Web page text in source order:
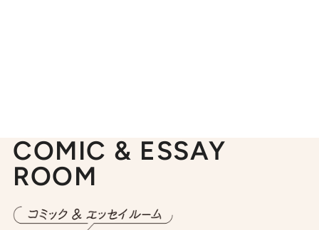
COMIC & ESSAY
ROOM